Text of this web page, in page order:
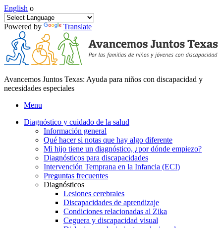
English o
Powered by Translate
Avancemos Juntos Texas: Ayuda para niños con discapacidad y
necesidades especiales
Menu
Diagnóstico y cuidado de la salud
Información general
Qué hacer si notas que hay algo diferente
Mi hijo tiene un diagnóstico, ¿por dónde empiezo?
Diagnósticos para discapacidades
Intervención Temprana en la Infancia (ECI)
Preguntas frecuentes
Diagnósticos
Lesiones cerebrales
Discapacidades de aprendizaje
Condiciones relacionadas al Zika
Ceguera y discapacidad visual